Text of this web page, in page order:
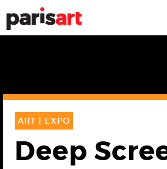
ART | EXPO
Deep